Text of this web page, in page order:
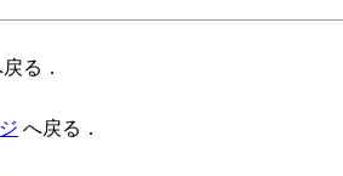
る．
へ戻る．